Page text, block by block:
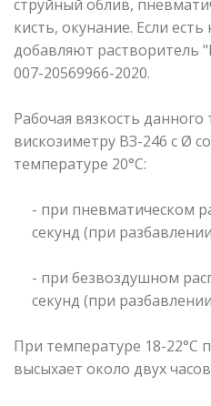
струйный облив,
кисть, окунание. Если
добавляют
007-20569966-2020.
Рабочая вязкость
вискозиметру ВЗ-246 с Ø
температуре 20°С:
- при пневматическом
секунд (при
- при безвоздушном
секунд (при
При температуре 18-22°С
высыхает около двух